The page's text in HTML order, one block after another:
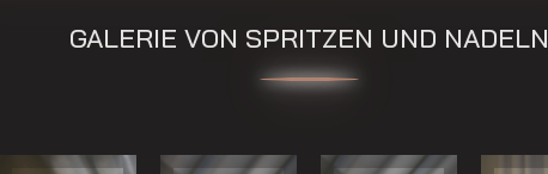
GALERIE VON SPRITZEN UND NADELN